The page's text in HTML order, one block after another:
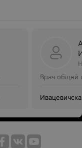
Врач общей